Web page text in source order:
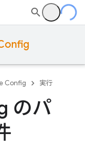
Config 実行
のパ